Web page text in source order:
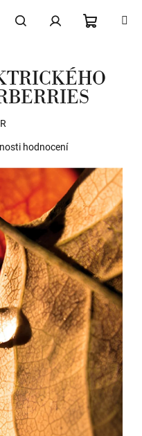
KOŠÍK
hodnocení